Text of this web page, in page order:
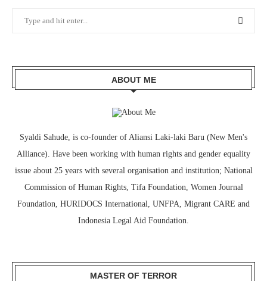
ABOUT ME
Syaldi Sahude, is co-founder of Aliansi Laki-laki Baru (New Men's
Alliance). Have been working with human rights and gender equality
issue about 25 years with several organisation and institution; National
Commission of Human Rights, Tifa Foundation, Women Journal
Foundation, HURIDOCS International, UNFPA, Migrant CARE and
Indonesia Legal Aid Foundation.
MASTER OF TERROR